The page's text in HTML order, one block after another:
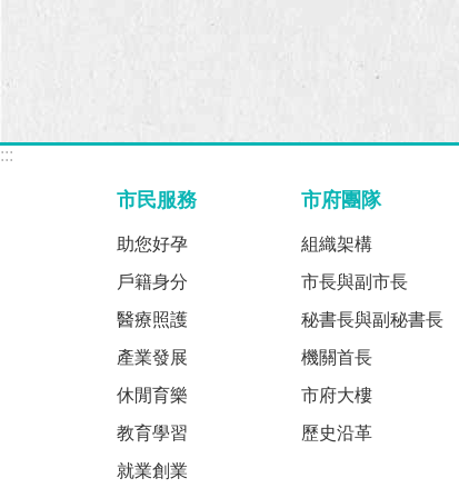
:::
市民服務
助您好孕
戶籍身分
醫療照護
產業發展
休閒育樂
教育學習
就業創業
市府團隊
組織架構
市長與副市長
秘書長與副秘書長
機關首長
市府大樓
歷史沿革